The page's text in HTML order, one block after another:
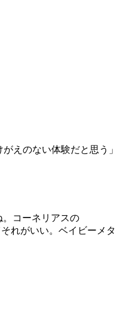
えのない体験だと思う」
。コーネリアスの
れがいい。ベイビーメタ